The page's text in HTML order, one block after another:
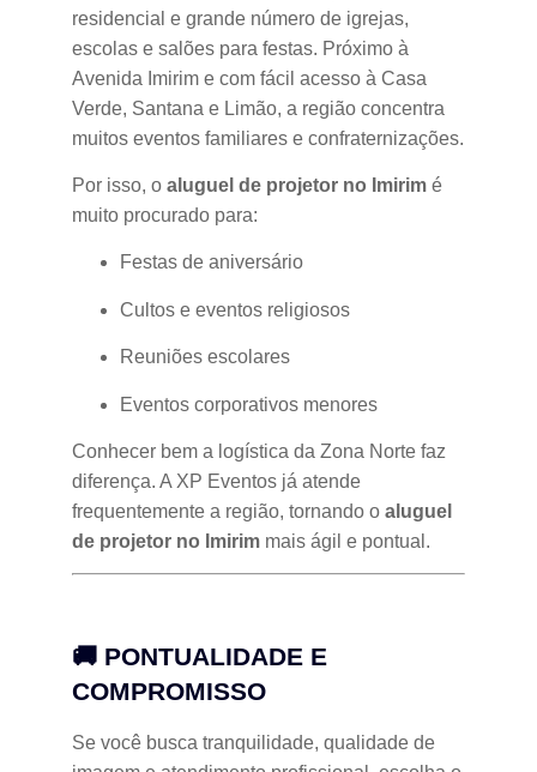
residencial e grande número de igrejas,
escolas e salões para festas. Próximo à
Avenida Imirim e com fácil acesso à Casa
Verde, Santana e Limão, a região concentra
muitos eventos familiares e confraternizações.
Por isso, o aluguel de projetor no Imirim é
muito procurado para:
Festas de aniversário
Cultos e eventos religiosos
Reuniões escolares
Eventos corporativos menores
Conhecer bem a logística da Zona Norte faz
diferença. A XP Eventos já atende
frequentemente a região, tornando o aluguel
de projetor no Imirim mais ágil e pontual.
🚚 PONTUALIDADE E
COMPROMISSO
Se você busca tranquilidade, qualidade de